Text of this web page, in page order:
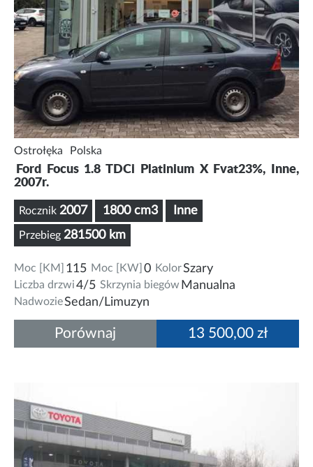
Ostrołęka Polska
Ford Focus 1.8 TDCi Platinium X Fvat23%, Inne,
2007r.
Rocznik 2007 1800 cm3 Inne
Przebieg 281500 km
Moc [KM] 115 Moc [KW] 0 KolorSzary
Liczba drzwi4/5 Skrzynia biegów Manualna
NadwozieSedan/Limuzyn
13 500,00 zł
Porównaj